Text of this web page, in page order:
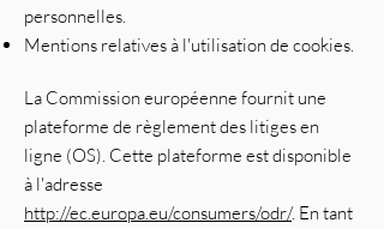
personnelles.
Mentions relatives à l'utilisation de cookies.
La Commission européenne fournit une
plateforme de règlement des litiges en
ligne (OS). Cette plateforme est disponible
à l'adresse
http://ec.europa.eu/consumers/odr/. En tant